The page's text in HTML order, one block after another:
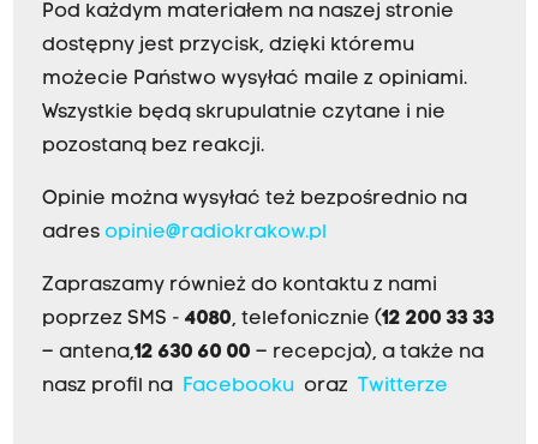
Pod każdym materiałem na naszej stronie
dostępny jest przycisk, dzięki któremu
możecie Państwo wysyłać maile z opiniami.
Wszystkie będą skrupulatnie czytane i nie
pozostaną bez reakcji.
Opinie można wysyłać też bezpośrednio na
adres opinie@radiokrakow.pl
Zapraszamy również do kontaktu z nami
poprzez SMS - 4080, telefonicznie (12 200 33 33
– antena,12 630 60 00 – recepcja), a także na
nasz profil na
Facebookuoraz Twitterze